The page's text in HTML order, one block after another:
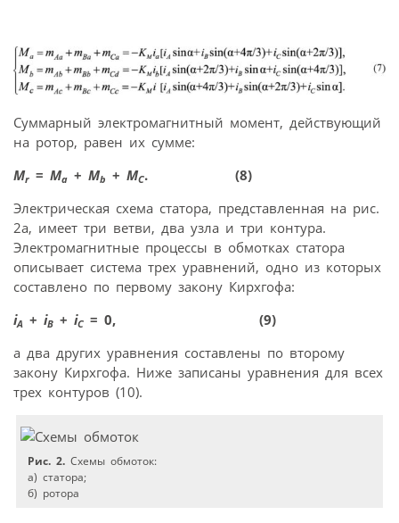
Суммарный электромагнитный момент, действующий
на ротор, равен их сумме:
Mr = Ma + Mb + MC. (8)
Электрическая схема статора, представленная на рис.
2а, имеет три ветви, два узла и три контура.
Электромагнитные процессы в обмотках статора
описывает система трех уравнений, одно из которых
составлено по первому закону Кирхгофа:
iA + iB + iC = 0, (9)
а два других уравнения составлены по второму
закону Кирхгофа. Ниже записаны уравнения для всех
трех контуров (10).
Рис. 2. Схемы обмоток:
а) статора;
б) ротора